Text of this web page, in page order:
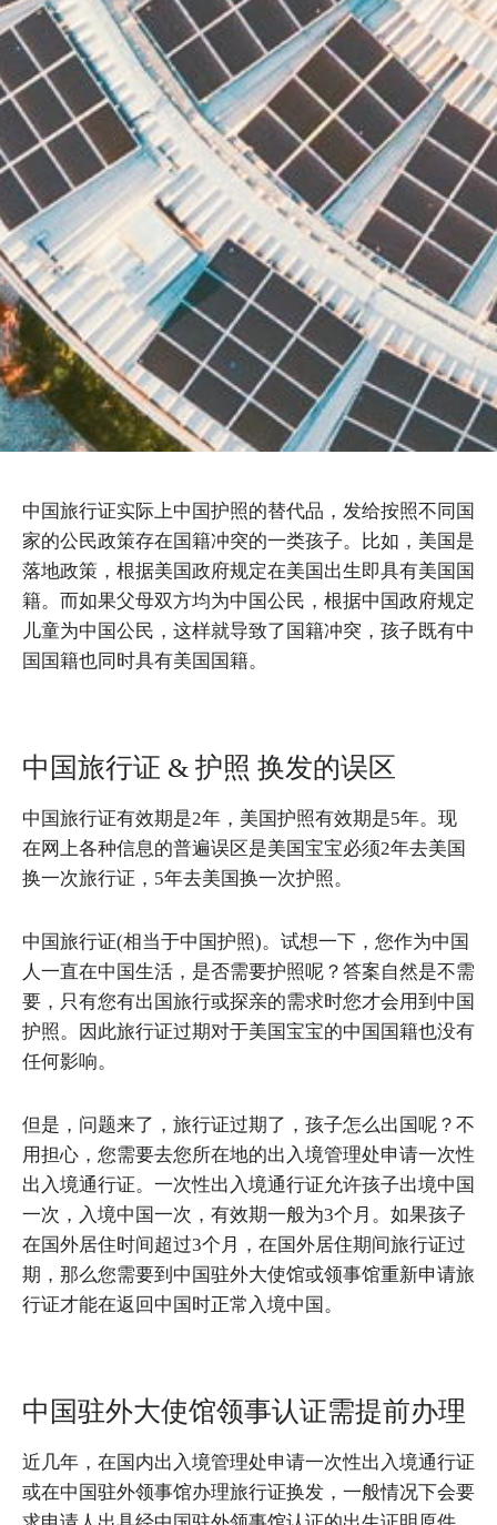
中国旅行证实际上中国护照的替代品，发给按照不同国
家的公民政策存在国籍冲突的一类孩子。比如，美国是
落地政策，根据美国政府规定在美国出生即具有美国国
籍。而如果父母双方均为中国公民，根据中国政府规定
儿童为中国公民，这样就导致了国籍冲突，孩子既有中
国国籍也同时具有美国国籍。
中国旅行证 & 护照 换发的误区
中国旅行证有效期是2年，美国护照有效期是5年。现
在网上各种信息的普遍误区是美国宝宝必须2年去美国
换一次旅行证，5年去美国换一次护照。
中国旅行证(相当于中国护照)。试想一下，您作为中国
人一直在中国生活，是否需要护照呢？答案自然是不需
要，只有您有出国旅行或探亲的需求时您才会用到中国
护照。因此旅行证过期对于美国宝宝的中国国籍也没有
任何影响。
但是，问题来了，旅行证过期了，孩子怎么出国呢？不
用担心，您需要去您所在地的出入境管理处申请一次性
出入境通行证。一次性出入境通行证允许孩子出境中国
一次，入境中国一次，有效期一般为3个月。如果孩子
在国外居住时间超过3个月，在国外居住期间旅行证过
期，那么您需要到中国驻外大使馆或领事馆重新申请旅
行证才能在返回中国时正常入境中国。
中国驻外大使馆领事认证需提前办理
近几年，在国内出入境管理处申请一次性出入境通行证
或在中国驻外领事馆办理旅行证换发，一般情况下会要